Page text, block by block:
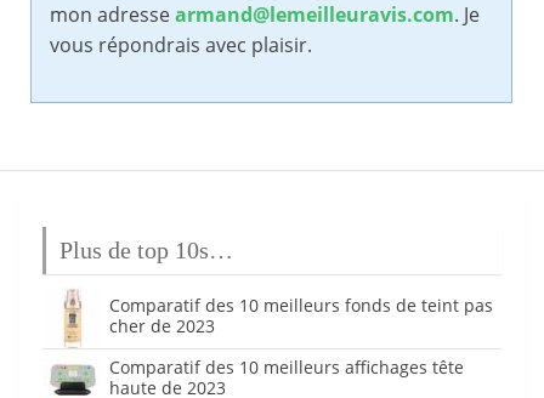
mon adressearmand@lemeilleuravis.com. Je
vous répondrais avec plaisir.
Plus de top 10s…
Comparatif des 10 meilleurs fonds de teint pas
cher de 2023
Comparatif des 10 meilleurs affichages tête
haute de 2023